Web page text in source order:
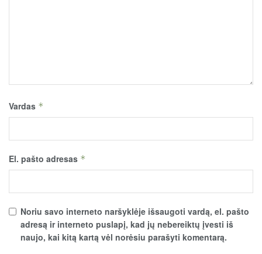
Vardas *
El. pašto adresas *
Noriu savo interneto naršyklėje išsaugoti vardą, el. pašto
adresą ir interneto puslapį, kad jų nebereiktų įvesti iš
naujo, kai kitą kartą vėl norėsiu parašyti komentarą.